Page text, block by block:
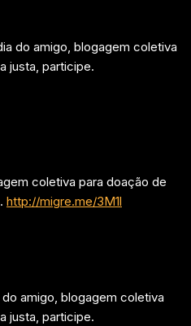
do amigo, blogagem coletiva
justa, participe.
coletiva para doação de
http://migre.me/3M1l
amigo, blogagem coletiva
justa, participe.